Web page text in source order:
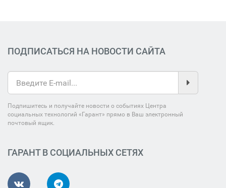
ПОДПИСАТЬСЯ НА НОВОСТИ САЙТА
Подпишитесь и получайте новости о событиях Центра
социальных технологий «Гарант» прямо в Ваш электронный
почтовый ящик.
ГАРАНТ В СОЦИАЛЬНЫХ СЕТЯХ